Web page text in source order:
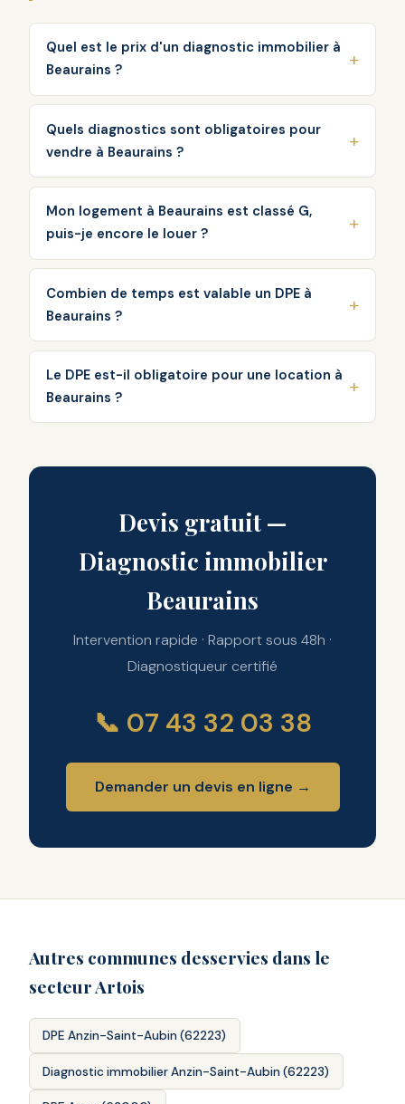
Quel est le prix d'un diagnostic immobilier à
Beaurains ?
Quels diagnostics sont obligatoires pour
vendre à Beaurains ?
Mon logement à Beaurains est classé G,
puis-je encore le louer ?
Combien de temps est valable un DPE à
Beaurains ?
Le DPE est-il obligatoire pour une location à
Beaurains ?
Devis gratuit —
Diagnostic immobilier
Beaurains
Intervention rapide · Rapport sous 48h ·
Diagnostiqueur certifié
📞 07 43 32 03 38
Demander un devis en ligne →
Autres communes desservies dans le
secteur Artois
DPE Anzin-Saint-Aubin (62223)
Diagnostic immobilier Anzin-Saint-Aubin (62223)